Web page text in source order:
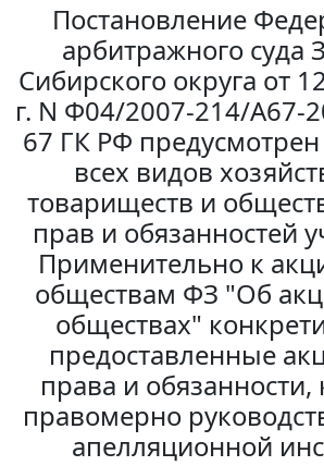
Постановление
арбитражного суда
Сибирского округа от
г. N Ф04/2007-214/А67-
67 ГК РФ
всех видов
товариществ и
прав и обязанностей
Применительно к
обществам ФЗ "Об
обществах"
предоставленные
права и
правомерно
апелляционной